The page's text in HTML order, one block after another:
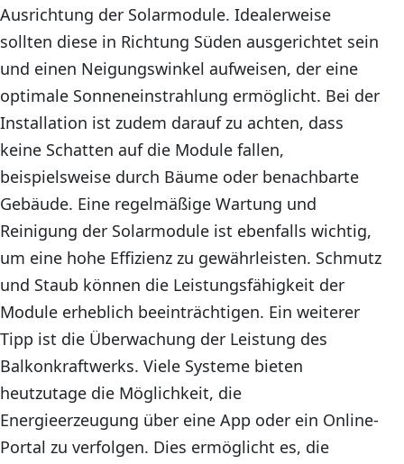
Ausrichtung der Solarmodule. Idealerweise
sollten diese in Richtung Süden ausgerichtet sein
und einen Neigungswinkel aufweisen, der eine
optimale Sonneneinstrahlung ermöglicht. Bei der
Installation ist zudem darauf zu achten, dass
keine Schatten auf die Module fallen,
beispielsweise durch Bäume oder benachbarte
Gebäude. Eine regelmäßige Wartung und
Reinigung der Solarmodule ist ebenfalls wichtig,
um eine hohe Effizienz zu gewährleisten. Schmutz
und Staub können die Leistungsfähigkeit der
Module erheblich beeinträchtigen. Ein weiterer
Tipp ist die Überwachung der Leistung des
Balkonkraftwerks. Viele Systeme bieten
heutzutage die Möglichkeit, die
Energieerzeugung über eine App oder ein Online-
Portal zu verfolgen. Dies ermöglicht es, die